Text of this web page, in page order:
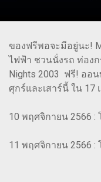
ของฟรีพอจะมีอยู่นะ!
ไฟฟ้า ชวนนั่งรถ ท่องก
Nights 2003 ฟรี! ออ
ศุกร์และเสาร์นี้ ใน 17
10 พฤศจิกายน 2566
11 พฤศจิกายน 2566